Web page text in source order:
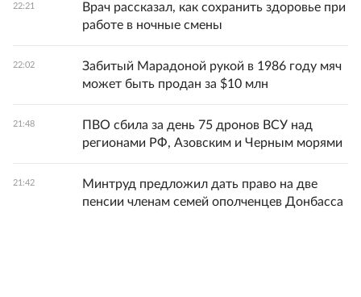
22:21
Врач рассказал, как сохранить здоровье при
работе в ночные смены
22:02
Забитый Марадоной рукой в 1986 году мяч
может быть продан за $10 млн
21:48
ПВО сбила за день 75 дронов ВСУ над
регионами РФ, Азовским и Черным морями
21:42
Минтруд предложил дать право на две
пенсии членам семей ополченцев Донбасса